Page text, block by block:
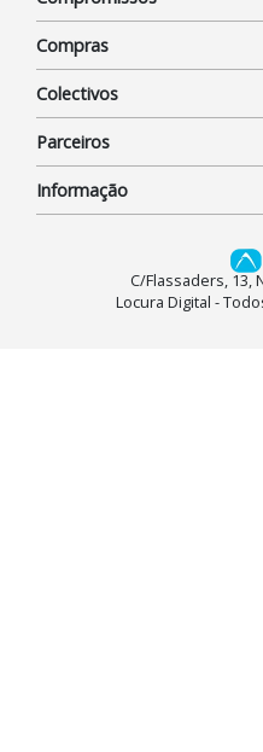
Compras
Colectivos
Parceiros
Informação
C/Flassaders, 13,
Locura Digital -